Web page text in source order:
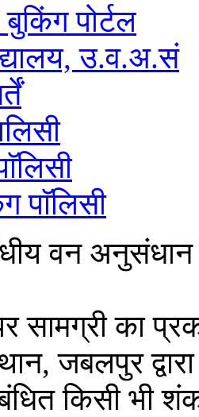
पोर्टल
उ.व.अ.सं
पाॅलिसी
वन
सामग्री का
जबलपुर
किसी भी